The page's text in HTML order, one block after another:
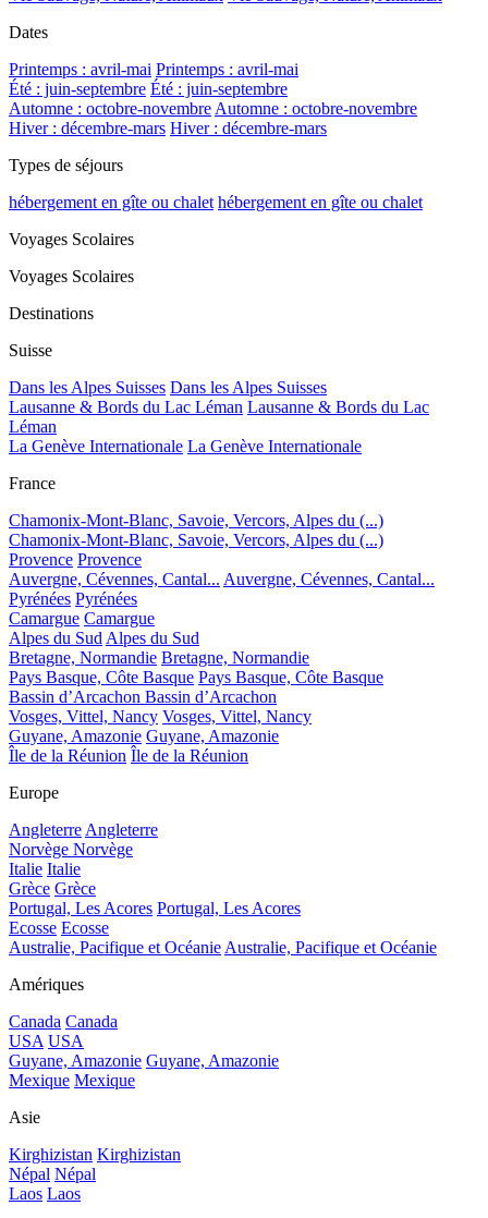
Dates
Printemps : avril-mai Printemps : avril-mai
Été : juin-septembre Été : juin-septembre
Automne : octobre-novembre Automne : octobre-novembre
Hiver : décembre-mars Hiver : décembre-mars
Types de séjours
hébergement en gîte ou chalet hébergement en gîte ou chalet
Voyages Scolaires
Voyages Scolaires
Destinations
Suisse
Dans les Alpes Suisses Dans les Alpes Suisses
Lausanne & Bords du Lac Léman Lausanne & Bords du Lac
Léman
La Genève Internationale La Genève Internationale
France
Chamonix-Mont-Blanc, Savoie, Vercors, Alpes du (...)
Chamonix-Mont-Blanc, Savoie, Vercors, Alpes du (...)
Provence Provence
Auvergne, Cévennes, Cantal... Auvergne, Cévennes, Cantal...
Pyrénées Pyrénées
Camargue Camargue
Alpes du Sud Alpes du Sud
Bretagne, Normandie Bretagne, Normandie
Pays Basque, Côte Basque Pays Basque, Côte Basque
Bassin d’Arcachon Bassin d’Arcachon
Vosges, Vittel, Nancy Vosges, Vittel, Nancy
Guyane, Amazonie Guyane, Amazonie
Île de la Réunion Île de la Réunion
Europe
Angleterre Angleterre
Norvège Norvège
Italie Italie
Grèce Grèce
Portugal, Les Acores Portugal, Les Acores
Ecosse Ecosse
Australie, Pacifique et Océanie Australie, Pacifique et Océanie
Amériques
Canada Canada
USA USA
Guyane, Amazonie Guyane, Amazonie
Mexique Mexique
Asie
Kirghizistan Kirghizistan
Népal Népal
Laos Laos